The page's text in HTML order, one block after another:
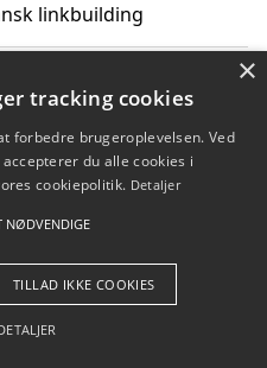
linkbuilding
ekspert og vælg den
din løsning
- Pilanto Aps
×
tracking cookies
forbedre brugeroplevelsen. Ved
du alle cookies i
cookiepolitik. Detaljer
NØDVENDIGE
TILLAD IKKE COOKIES